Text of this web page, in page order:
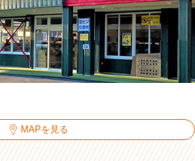
MAPを見る